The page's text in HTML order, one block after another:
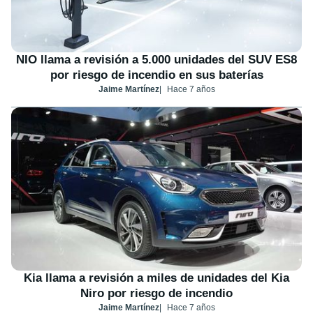
NIO llama a revisión a 5.000 unidades del SUV ES8
por riesgo de incendio en sus baterías
Jaime Martínez Hace 7 años
Kia llama a revisión a miles de unidades del Kia
Niro por riesgo de incendio
Jaime Martínez Hace 7 años